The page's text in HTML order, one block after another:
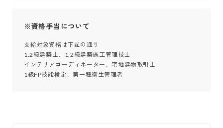
※資格手当について
支給対象資格は下記の通り
1.2級建築士、1,2級建築施工管理技士
インテリアコーディネーター、宅地建物取引士
1級FP技能検定、第一種衛生管理者